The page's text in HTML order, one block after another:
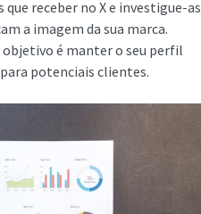
receber no X e investigue-as
a imagem da sua marca.
é manter o seu perfil
potenciais clientes.